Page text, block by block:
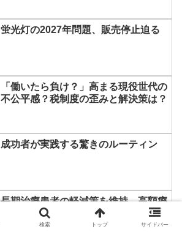
蛍光灯の2027年問題、販売停止迫る
「働いたら負け？」高まる現役世代の
不公平感？税制度の歪みと解決策は？
成功者が実践する驚きのルーティン
長期治療患者の軽減策を維持 高額療
養費見直し案、厚労省
検索 トップ サイドバー